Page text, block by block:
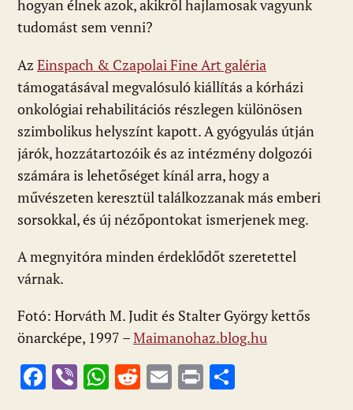
hogyan élnek azok, akikről hajlamosak vagyunk
tudomást sem venni?
Az Einspach & Czapolai Fine Art galéria
támogatásával megvalósuló kiállítás a kórházi
onkológiai rehabilitációs részlegen különösen
szimbolikus helyszínt kapott. A gyógyulás útján
járók, hozzátartozóik és az intézmény dolgozói
számára is lehetőséget kínál arra, hogy a
művészeten keresztül találkozzanak más emberi
sorsokkal, és új nézőpontokat ismerjenek meg.
A megnyitóra minden érdeklődőt szeretettel
várnak.
Fotó: Horváth M. Judit és Stalter György kettős
önarcképe, 1997 –Maimanohaz.blog.hu
F Vi W R E Pr